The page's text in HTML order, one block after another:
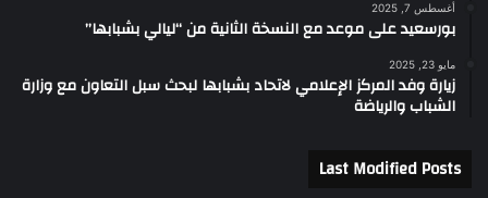
أغسطس 7, 2025
بورسعيد على موعد مع النسخة الثانية من “ليالي بشبابها”
مايو 23, 2025
زيارة وفد المركز الإعلامي لاتحاد بشبابها لبحث سبل التعاون مع وزارة
الشباب والرياضة
Last Modified Posts